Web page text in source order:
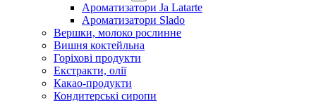
Ароматизатори Ja Latarte
Ароматизатори Slado
Вершки, молоко рослинне
Вишня коктейльна
Горіхові продукти
Екстракти, олії
Какао-продукти
Кондитерські сиропи